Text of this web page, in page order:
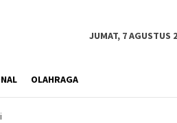
JUMAT, 7 AGUSTUS
OLAHRAGA